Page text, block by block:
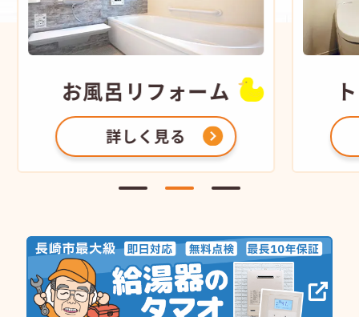
お風呂 リフォーム
詳しく見る